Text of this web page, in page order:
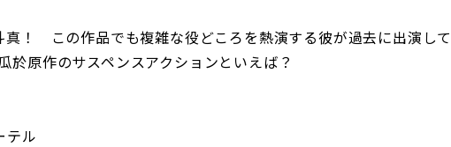
真！ この作品でも複雑な役どころを熱演する彼が過去に出演して
於原作のサスペンスアクションといえば？
テル